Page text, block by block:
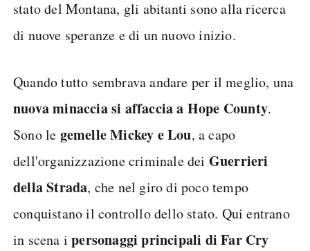
stato del Montana, gli abitanti sono alla ricerca
di nuove speranze e di un nuovo inizio.
Quando tutto sembrava andare per il meglio, una
nuova minaccia si affaccia a Hope County.
Sono le gemelle Mickey e Lou, a capo
dell'organizzazione criminale dei Guerrieri
della Strada, che nel giro di poco tempo
conquistano il controllo dello stato. Qui entrano
in scena ipersonaggi principali di Far Cry